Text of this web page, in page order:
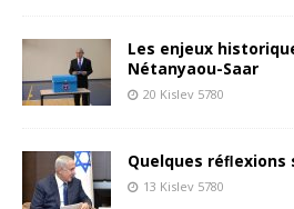
Les enjeux
Nétanyaou-Saar
20 Kislev 5780
Quelques
13 Kislev 5780